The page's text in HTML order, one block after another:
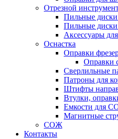
Отрезной
Пильные
Пильные диски
Аксессуары
Оснастка
Оправки
Оправки
Сверлильные
Патроны для
Штифты
Втулки,
Емкости для
Магнитные
СОЖ
Контакты